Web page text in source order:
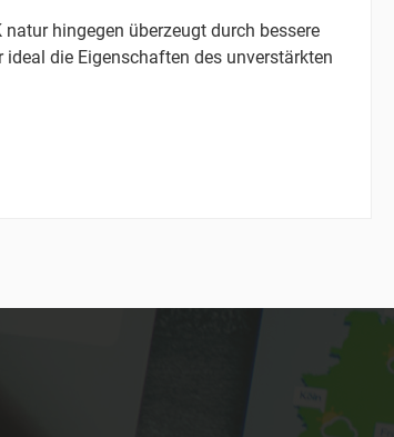
hingegen überzeugt durch bessere
die Eigenschaften des unverstärkten